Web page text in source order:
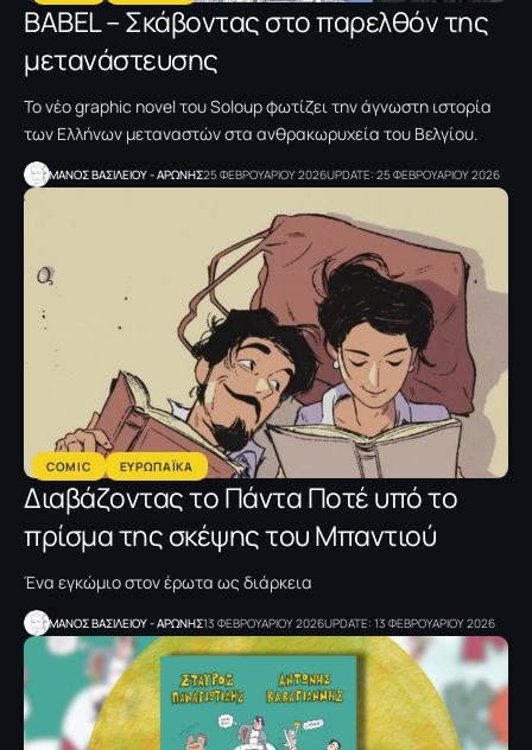
BABEL – Σκάβοντας στο παρελθόν της
μετανάστευσης
Το νέο graphic novel του Soloup φωτίζει την άγνωστη ιστορία
των Ελλήνων μεταναστών στα ανθρακωρυχεία του Βελγίου.
ΜΑΝΟΣ ΒΑΣΙΛΕΙΟΥ - ΑΡΩΝΗΣ25 ΦΕΒΡΟΥΑΡΙΟΥ 2026UPDATE: 25 ΦΕΒΡΟΥΑΡΙΟΥ 2026
COMIC ΕΥΡΩΠΑΪΚΑ
Διαβάζοντας το Πάντα Ποτέ υπό το
πρίσμα της σκέψης του Μπαντιού
Ένα εγκώμιο στον έρωτα ως διάρκεια
ΜΑΝΟΣ ΒΑΣΙΛΕΙΟΥ - ΑΡΩΝΗΣ13 ΦΕΒΡΟΥΑΡΙΟΥ 2026UPDATE: 13 ΦΕΒΡΟΥΑΡΙΟΥ 2026